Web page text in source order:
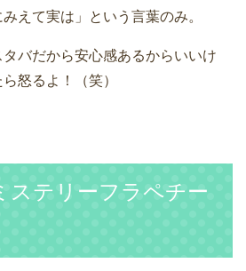
えて実は」という言葉のみ。
バだから安心感あるからいいけ
怒るよ！（笑）
ステリーフラペチー